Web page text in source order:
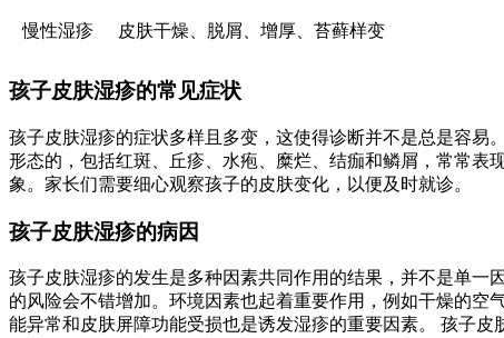
慢性湿疹 皮肤干燥、脱屑、增厚、苔藓样变
孩子皮肤湿疹的常见症状
孩子皮肤湿疹的症状多样且多变，这使得诊断并不是总是容易
形态的，包括红斑、丘疹、水疱、糜烂、结痂和鳞屑，常常
象。家长们需要细心观察孩子的皮肤变化，以便及时就诊。
孩子皮肤湿疹的病因
孩子皮肤湿疹的发生是多种因素共同作用的结果，并不是单一
的风险会不错增加。环境因素也起着重要作用，例如干燥的
能异常和皮肤屏障功能受损也是诱发湿疹的重要因素。 孩子